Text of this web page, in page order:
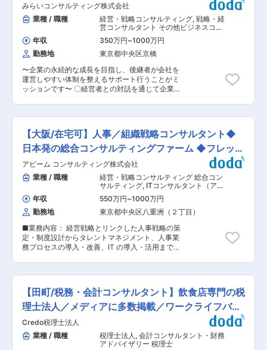
マネジメント研修 ・バックキャスティング型中期
経営計画策定プロジェクト ・SDGsマテリアリテ
ィ策定ワークショップ ・1on1研修 など ＜魅力
ポイント＞ ・「圧倒的なお客さま志向」「当事者
意識」「成長志向」…自己実現の中に社会貢献の
要素が多い人材が集結。 ・「生涯顧客（お客さ
ま）」「チームコンサルティング」「実行・実現
支援」…お客さまの「計画立案ではなく、成功実
現」のために、共に考え・行動し、チームでお客
で、共創パートナーとなることを目指していま
す。 変更の範囲：会社の定める業務
確認 ・クライアントとの週次定例ミーティングの
主催・進行 ＜業務プロセスの設計・構築＞ ・担
当領域の業務内容や前後の工程を深く理解し、最
適なプロセスを設計 ・各種ドキュメントの作成・
改訂（業務フロー、業務マニュアル・研修マニュ
アル・運営マニュアル、FAQ、日次・週次・月次
報告フォーマット） ＜チームの立ち上げ・運営支
援＞ ・SV（スーパーバイザー）への運営方法や
マニュアル内容のレクチャー ・オペレーターへの
初期研修のサポート ・スタッフ育成や円滑なチー
ム運営の支援 ■数字でわかる働きやすさ： ・年
上 ・育休取得率・復職率：共に100％ ※チーム・
組織構成：20代〜60代まで幅広い年代のメンバ
ーが、全国各地の拠点で活躍しています。 ※年
齢・性別問わず、リーダーや管理職として活躍し
ているメンバーもいます。 ■キャリアについて：
＝経験を活かし、多彩なキャリアへの挑戦も可能
＝ 当社の正社員として、クライアントプロジェク
トの立ち上げから安定稼働までに携わるポジショ
ンです。 プロジェクトマネジメントのスペシャリ
ストとして、より上流へのステップアップや、社
内公募制度を活用して、新たな部署や職種にチャ
レンジすることも可能です。「馴染みのエリアで
じっくり腰を据えて働く」「新しい部署や職種に
合わせて、あなたらしいキャリアを描けます。 ※
女性管理職も活躍中 変更の範囲：会社の定める業
みらいコンサルティング株式会社
業種 / 職種
経営・戦略コンサルティング, 戦略・経
営コンサルタント その他ビジネスコン
サルタント
年収 350万円~1000万円
勤務地
東京都中央区京橋
〜企業の永続的な成長を目指し、後継者が会社を
運営しやすい体制を整えるサポート行うことがミ
ッションです〜 〇経営者との対話を通じて企業に
現”を支援します。 〇ヒアリングを通して事業承
継の目的や理想など経営者の価値観を理解するこ
とは必要不可欠です。時には経営者と後継者の間
に入り、時には経営者と株主との間に入り、顧問
の士業も巻き込みながら、会社にとっての最適解
を探していきます。 ■仕事内容：【変更の範囲：
会社の定める業務】 地域に拠点を置くファミリー
ビジネス企業から、IPOを目指す成長企業まで、
幅広い業種・企業規模のクライアントがいます。
経営者との対話を通じて企業に最適な事業承継プ
ランを共に考え、株式の承継のみならず、幅広い
視点でお客様の成長の”実現”を支援します。事業
承継・組織再編の実施により顕在化するさまざま
な経営課題に、公認会計士・税理士・社会保険労
務士・司法書士などの専門家がお客さまに合わせ
たプロジェクトチ ームを結成し、あらゆる角度か
問、組織再編、M&A業務にも携わっていただくこ
とができます。 ■魅力ポイント： ・「圧倒的な
お客さま志向」「当事者意識」「成長志向」…自
己実現の中に社会貢献の要素が多い人材が集結。
・「生涯顧客（お客さま）」「チームコンサルテ
ィング」「実行・実現支援」…お客さまの「計画
立案ではなく、成功実現」のために、各分野の専
【大阪/在宅可】人事／組織戦略コンサルタント◆
日本発の総合コンサルティングファーム ◆フレック
ス
アビーム コンサルティング株式会社
業種 / 職種
経営・戦略コンサルティング 総合コン
サルティング, ITコンサルタント（アプ
リ） 組織・人事コンサルタント
年収 550万円~1000万円
勤務地
東京都中央区八重洲（２丁目）
■業務内容： 経営戦略とリンクした人事戦略の策
定・制度設計からタレントマネジメント、人事業
務プロセスの導入・改善、IT の導入・活用までを
課題を解決し、持続可能な変革をもたらすコンサ
ルティングを行います。 具体的には、 ・グロー
バル/グループ人材マネジメント基盤構築 ・人事
制度改革に伴うプロセス（等級、報酬、評価）策
定 ・人事システムの基本構想策定 ・人事業務プ
ロセス改革 ・グローバルタレントマネジメントの
実現 ・エンゲージメント向上施策の策定と実現
等のプロジェクト等に従事することになります。
【田町/税務・会計コンサルタント】飲食店専門の税
理士法人／メディアに多数掲載／ワークライフバラ
ンス◎
Credo税理士法人
業種 / 職種
税理士法人 , 会計コンサルタント・財務
アドバイザリー 税理士